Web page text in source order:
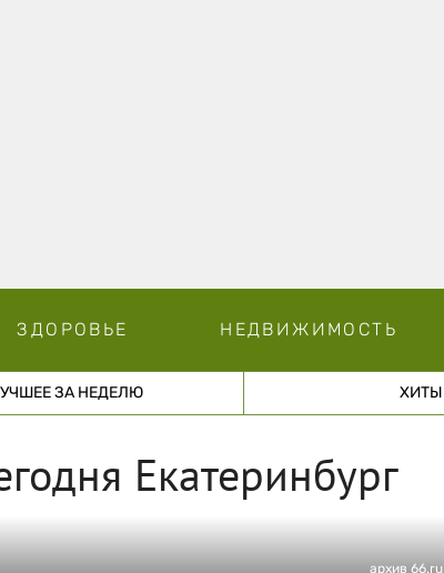
ЗДОРОВЬЕ НЕДВИЖИМОСТЬ
ЗА НЕДЕЛЮ ХИТЫ
Екатеринбург
архив 66.ru